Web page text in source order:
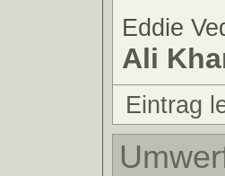
Eddie
Ali
Eintrag